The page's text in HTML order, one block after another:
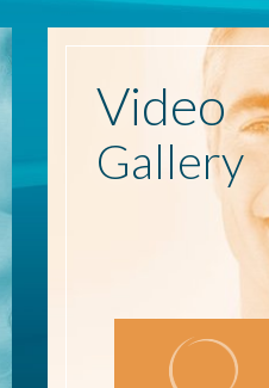
Video
Gallery